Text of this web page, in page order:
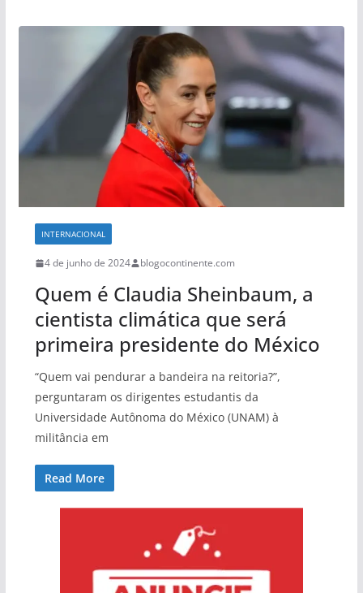
INTERNACIONAL
4 de junho de 2024 blogocontinente.com
Quem é Claudia Sheinbaum, a
cientista climática que será
primeira presidente do México
“Quem vai pendurar a bandeira na reitoria?”,
perguntaram os dirigentes estudantis da
Universidade Autônoma do México (UNAM) à
militância em
Read More